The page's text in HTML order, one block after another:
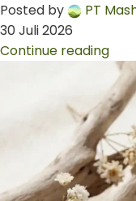
Posted by
PT
30 Juli 2026
Continue reading